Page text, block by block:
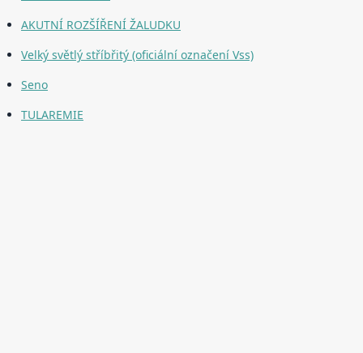
AKUTNÍ ROZŠÍŘENÍ ŽALUDKU
Velký světlý stříbřitý (oficiální označení Vss)
Seno
TULAREMIE